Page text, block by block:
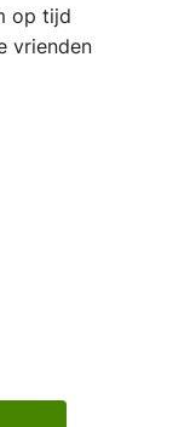
op tijd
vrienden